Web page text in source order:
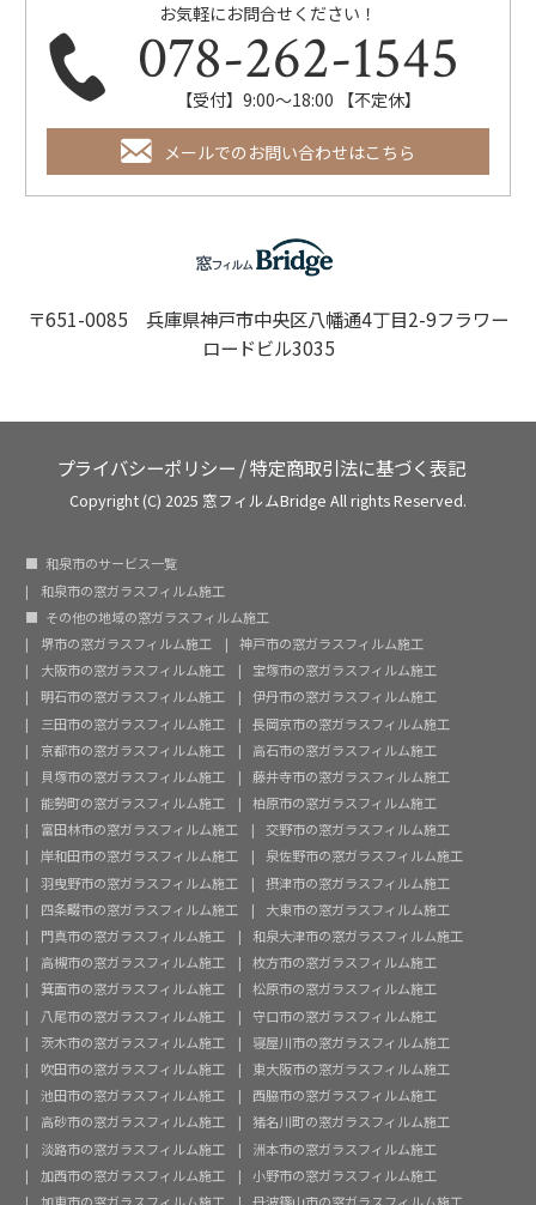
お気軽にお問合せください！
078-262-1545
【受付】9:00～18:00 【不定休】
メールでのお問い合わせはこちら
〒651-0085 兵庫県神戸市中央区八幡通4丁目2-9フラワー
ロードビル3035
プライバシーポリシー /特定商取引法に基づく表記
Copyright (C) 2025 窓フィルムBridge All rights Reserved.
和泉市のサービス一覧
和泉市の窓ガラスフィルム施工
その他の地域の窓ガラスフィルム施工
堺市の窓ガラスフィルム施工
神戸市の窓ガラスフィルム施工
大阪市の窓ガラスフィルム施工
宝塚市の窓ガラスフィルム施工
明石市の窓ガラスフィルム施工
伊丹市の窓ガラスフィルム施工
三田市の窓ガラスフィルム施工
長岡京市の窓ガラスフィルム施工
京都市の窓ガラスフィルム施工
高石市の窓ガラスフィルム施工
貝塚市の窓ガラスフィルム施工
藤井寺市の窓ガラスフィルム施工
能勢町の窓ガラスフィルム施工
柏原市の窓ガラスフィルム施工
富田林市の窓ガラスフィルム施工
交野市の窓ガラスフィルム施工
岸和田市の窓ガラスフィルム施工
泉佐野市の窓ガラスフィルム施工
羽曳野市の窓ガラスフィルム施工
摂津市の窓ガラスフィルム施工
四条畷市の窓ガラスフィルム施工
大東市の窓ガラスフィルム施工
門真市の窓ガラスフィルム施工
和泉大津市の窓ガラスフィルム施工
高槻市の窓ガラスフィルム施工
枚方市の窓ガラスフィルム施工
箕面市の窓ガラスフィルム施工
松原市の窓ガラスフィルム施工
八尾市の窓ガラスフィルム施工
守口市の窓ガラスフィルム施工
茨木市の窓ガラスフィルム施工
寝屋川市の窓ガラスフィルム施工
吹田市の窓ガラスフィルム施工
東大阪市の窓ガラスフィルム施工
池田市の窓ガラスフィルム施工
西脇市の窓ガラスフィルム施工
高砂市の窓ガラスフィルム施工
猪名川町の窓ガラスフィルム施工
淡路市の窓ガラスフィルム施工
洲本市の窓ガラスフィルム施工
加西市の窓ガラスフィルム施工
小野市の窓ガラスフィルム施工